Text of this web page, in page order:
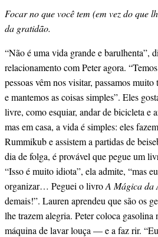
Focar no que você tem (em vez do que
da gratidão.
“Não é uma vida grande e barulhenta”,
relacionamento com Peter agora.
pessoas vêm nos visitar, passamos
e mantemos as coisas simples”. Eles
livre, como esquiar, andar de bicicleta e
mas em casa, a vida é simples: eles
Rummikub e assistem a partidas de
dia de folga, é provável que pegue um
“Isso é muito idiota”, ela admite, “mas
organizar… Peguei o livroA Mágica da
demais!”. Lauren aprendeu que são os
lhe trazem alegria. Peter coloca gasolina
máquina de lavar louça — e a faz rir.